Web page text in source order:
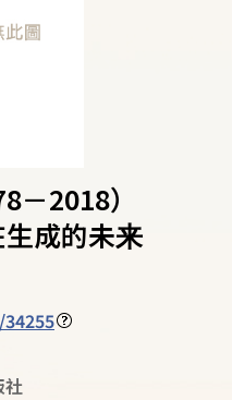
－2018）
成的未来
34255
社